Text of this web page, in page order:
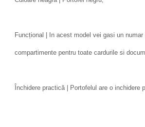
Funcțional | In acest model vei gasi un numar
compartimente pentru toate cardurile si
Închidere practică | Portofelul are o inchidere